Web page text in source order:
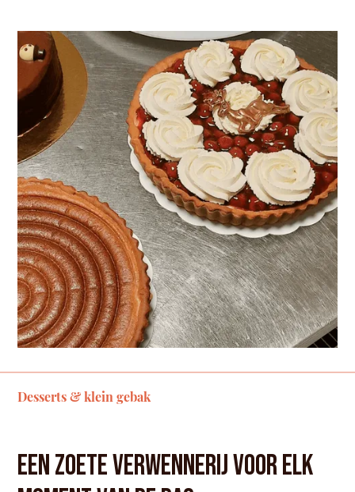
Desserts & klein gebak
Een zoete verwennerij voor elk